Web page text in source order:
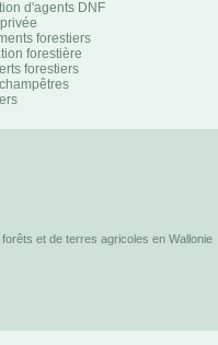
d'agents DNF
forestiers
forestière
forestiers
et de terres agricoles en Wallonie